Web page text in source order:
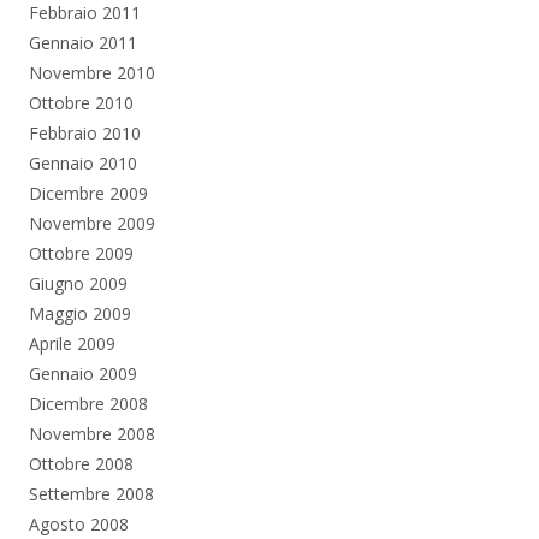
Febbraio 2011
Gennaio 2011
Novembre 2010
Ottobre 2010
Febbraio 2010
Gennaio 2010
Dicembre 2009
Novembre 2009
Ottobre 2009
Giugno 2009
Maggio 2009
Aprile 2009
Gennaio 2009
Dicembre 2008
Novembre 2008
Ottobre 2008
Settembre 2008
Agosto 2008